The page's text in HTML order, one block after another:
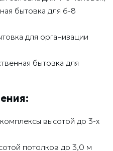
бытовка для 6-8
для организации
бытовка для
высотой до 3-х
потолков до 3,0 м